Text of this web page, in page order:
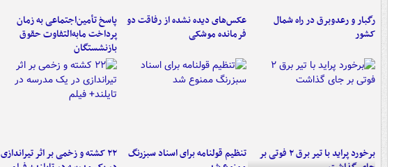
رگبار و رعدوبرق در راه شمال
کشور
عکس‌های دیده نشده از رفاقت دو
فرمانده‌ موشکی
پاسخ تأمین‌اجتماعی به زمان
پرداخت مابه‌التفاوت حقوق
بازنشستگان
برخورد پراید با تیر برق ۲ فوتی بر
تنظیم قولنامه برای اسناد سبزرنگ
۲۲ کشته و زخمی بر اثر تیراندازی